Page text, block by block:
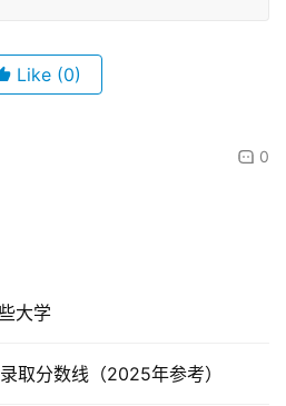
Like (0)
0
大学
取分数线（2025年参考）